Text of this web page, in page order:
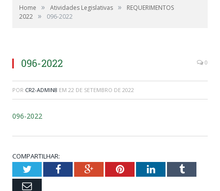
Home » Atividades Legislativas »
REQUERIMENTOS
2022 » 096-2022
096-2022 0
POR CR2-ADMIN8 EM 22 DE SETEMBRO DE 2022
096-2022
COMPARTILHAR:
TwitterFacebookGoogle+PinterestLinkedInTumblr
Email